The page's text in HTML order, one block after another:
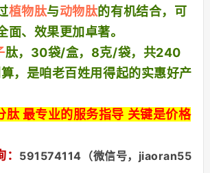
植物肽与动物肽的有机结合，可
面、效果更加卓著。
肽，30袋/盒，8克/袋，共240
，是咱老百姓用得起的实惠好产
肽 最专业的服务指导 关键是价格
591574114（微信号，jiaoran55